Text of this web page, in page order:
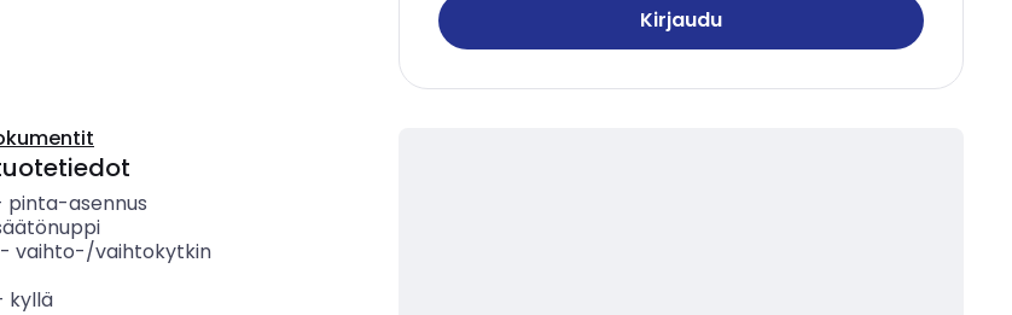
Kirjaudu
pinta-asennus
vaihto-/vaihtokytkin
kyllä